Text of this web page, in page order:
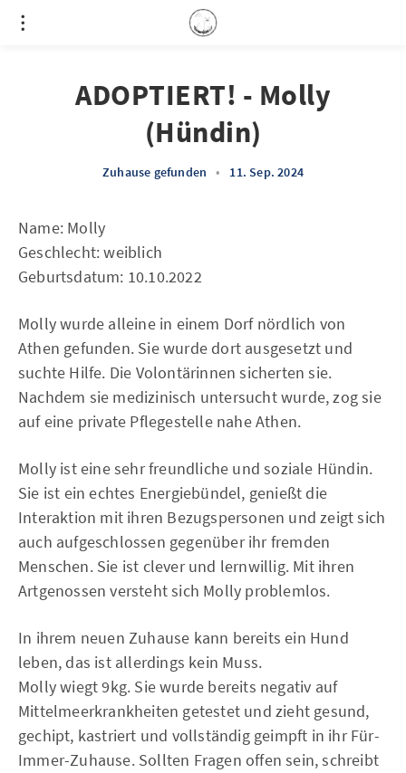
ADOPTIERT! - Molly
(Hündin)
Zuhause gefunden • 11. Sep. 2024
Name: Molly
Geschlecht: weiblich
Geburtsdatum: 10.10.2022
Molly wurde alleine in einem Dorf nördlich von
Athen gefunden. Sie wurde dort ausgesetzt und
suchte Hilfe. Die Volontärinnen sicherten sie.
Nachdem sie medizinisch untersucht wurde, zog sie
auf eine private Pflegestelle nahe Athen.
Molly ist eine sehr freundliche und soziale Hündin.
Sie ist ein echtes Energiebündel, genießt die
Interaktion mit ihren Bezugspersonen und zeigt sich
auch aufgeschlossen gegenüber ihr fremden
Menschen. Sie ist clever und lernwillig. Mit ihren
Artgenossen versteht sich Molly problemlos.
In ihrem neuen Zuhause kann bereits ein Hund
leben, das ist allerdings kein Muss.
Molly wiegt 9kg. Sie wurde bereits negativ auf
Mittelmeerkrankheiten getestet und zieht gesund,
gechipt, kastriert und vollständig geimpft in ihr Für-
Immer-Zuhause. Sollten Fragen offen sein, schreibt